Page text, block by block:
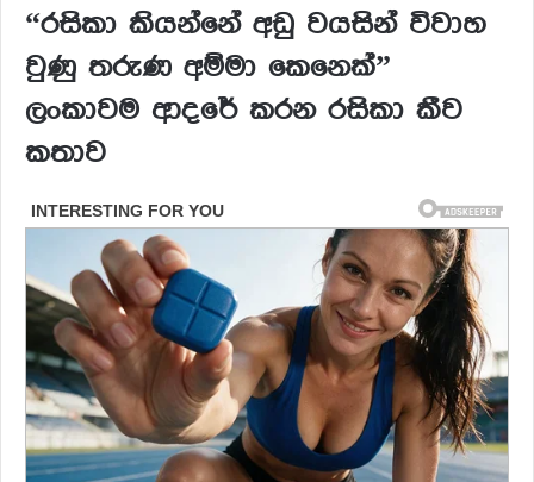
“රසිකා කියන්නේ අඩු වයසින් විවාහ
වුණු තරුණ අම්මා කෙනෙක්”
ලංකාවම ආදරේ කරන රසිකා කීව
කතාව